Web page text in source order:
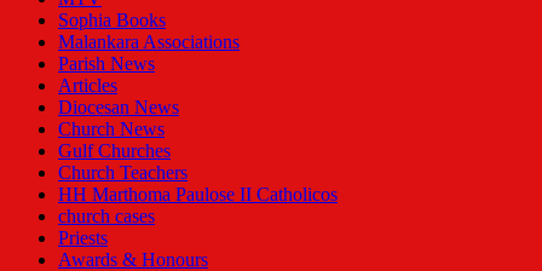
Sophia Books
Malankara Associations
Parish News
Articles
Diocesan News
Church News
Gulf Churches
Church Teachers
HH Marthoma Paulose II Catholicos
church cases
Priests
Awards & Honours